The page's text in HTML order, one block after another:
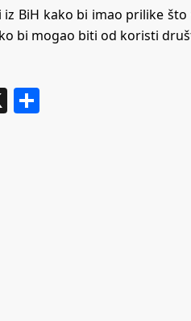
BiH kako bi imao prilike
bi mogao biti od koristi
X